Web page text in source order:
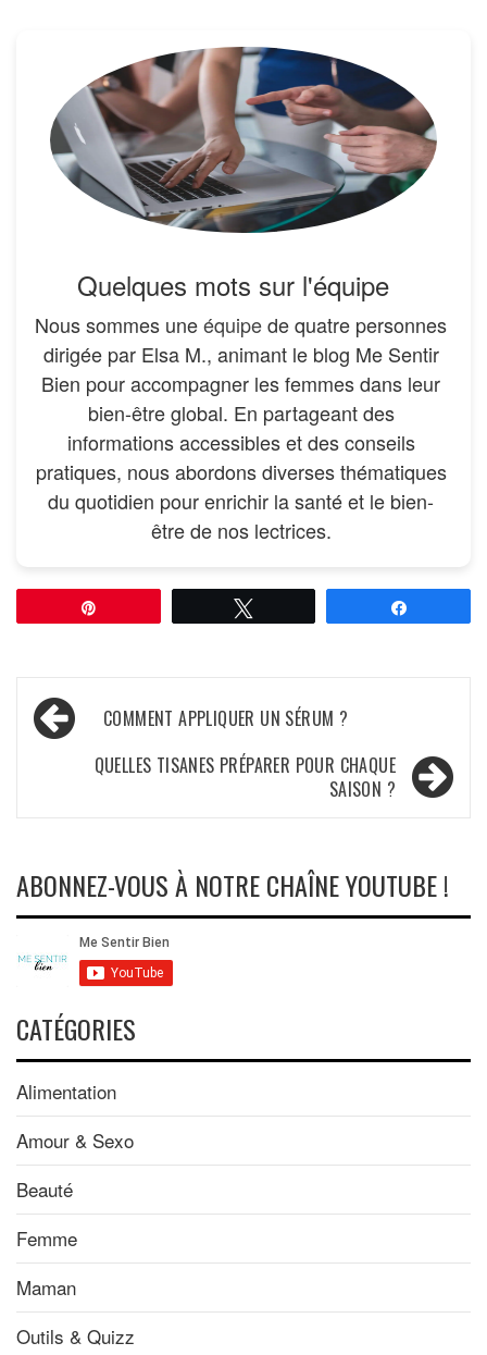
Quelques mots sur l'équipe
Nous sommes uneéquipede quatre personnes
dirigée par Elsa M., animant le blog Me Sentir
Bien pour accompagner les femmes dans leur
bien-être global. En partageant des
informations accessibles et des conseils
pratiques, nous abordons diverses thématiques
du quotidien pour enrichir la santé et le bien-
être de nos lectrices.
Navigation
de
l’article
COMMENT APPLIQUER UN SÉRUM ?
QUELLES TISANES PRÉPARER POUR CHAQUE
SAISON ?
ABONNEZ-VOUS À NOTRE CHAÎNE YOUTUBE !
CATÉGORIES
Alimentation
Amour & Sexo
Beauté
Femme
Maman
Outils & Quizz